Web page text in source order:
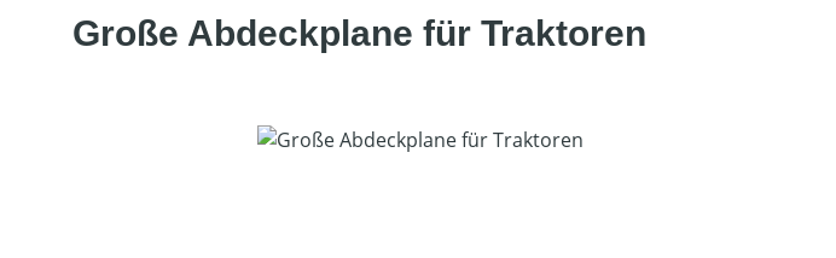
Große Abdeckplane für Traktoren
Bildergalerie überspringen